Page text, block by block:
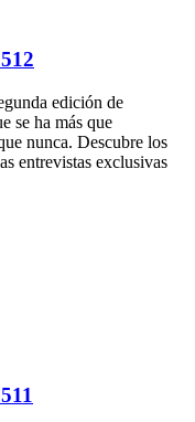
edición de
se ha más que
nunca. Descubre los
entrevistas exclusivas